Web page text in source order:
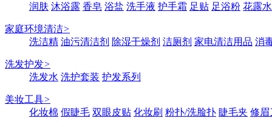
润肤 沐浴露 香皂 浴盐 洗手液 护手霜 足贴 足浴粉 花露水
家庭环境清洁>
洗洁精 油污清洁剂 除湿干燥剂 洁厕剂 家电清洁用品 消
洗发护发>
洗发水 洗护套装 护发系列
美妆工具>
化妆棉 假睫毛 双眼皮贴 化妆刷 粉扑/洗脸扑 睫毛夹 修眉